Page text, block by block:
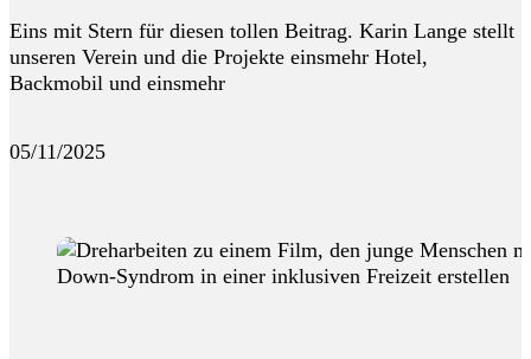
Eins mit Stern für diesen tollen Beitrag. Karin Lange stellt
unseren Verein und die Projekte einsmehr Hotel,
Backmobil und einsmehr
05/11/2025